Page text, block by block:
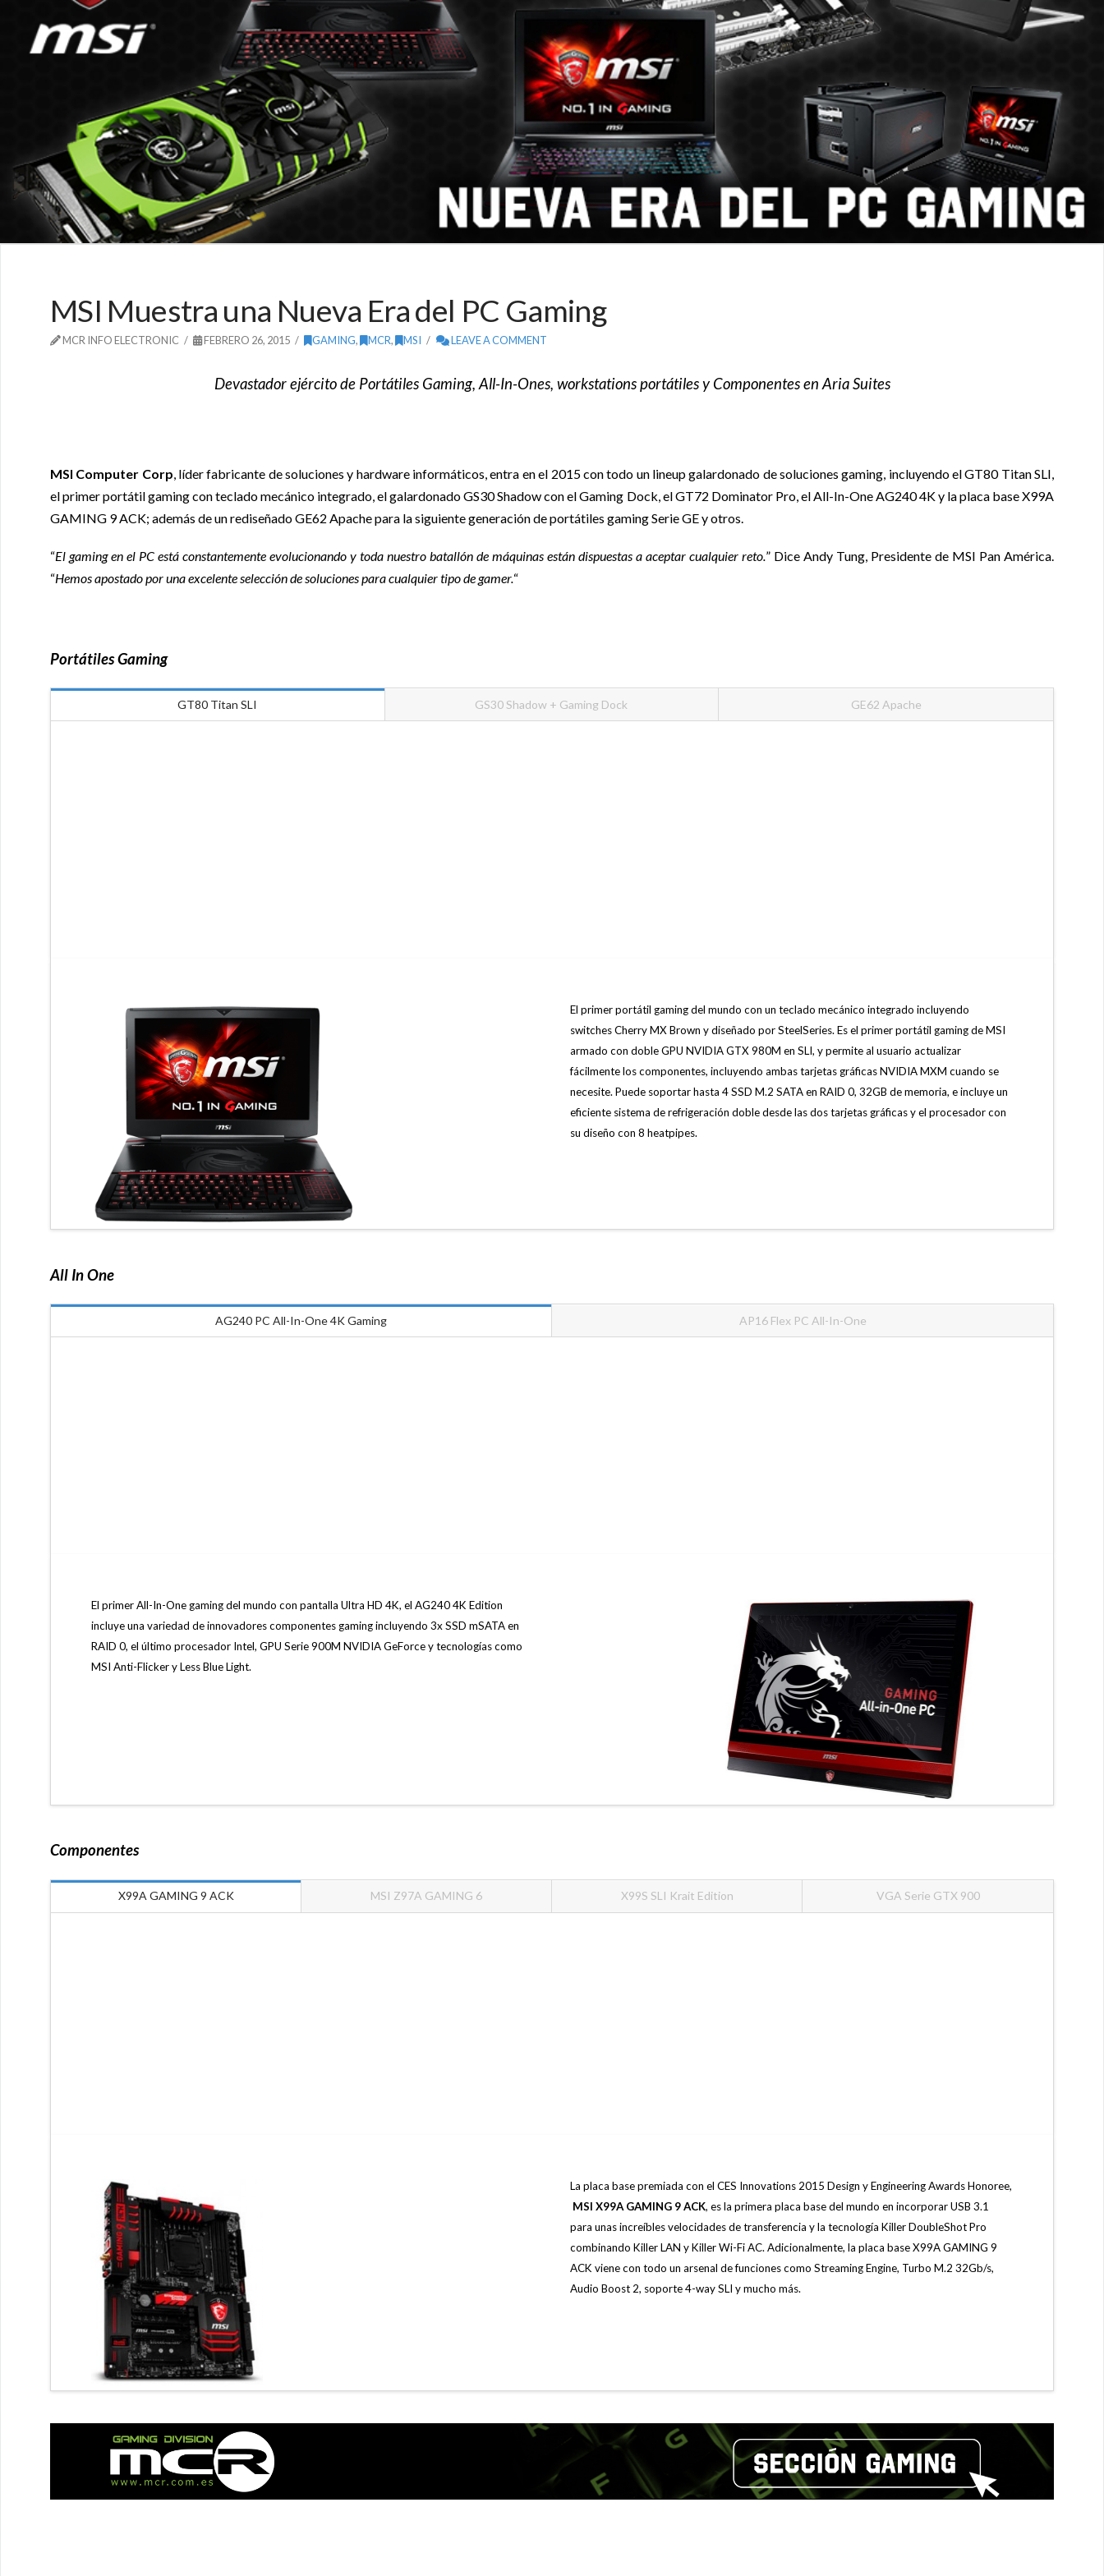
MSI Muestra una Nueva Era del PC Gaming
MCR INFO ELECTRONIC FEBRERO 26, 2015 GAMING, MCR, MSI LEAVE A COMMENT
Devastador ejército de Portátiles Gaming, All-In-Ones, workstations portátiles y Componentes en Aria Suites
MSI Computer Corp , líder fabricante de soluciones y hardware informáticos, entra en el 2015 con todo un lineup galardonado de soluciones gaming, incluyendo el GT80 Titan SLI,
el primer portátil gaming con teclado mecánico integrado, el galardonado GS30 Shadow con el Gaming Dock, el GT72 Dominator Pro, el All-In-One AG240 4K y la placa base X99A
GAMING 9 ACK; además de un rediseñado GE62 Apache para la siguiente generación de portátiles gaming Serie GE y otros.
“El gaming en el PC está constantemente evolucionando y toda nuestro batallón de máquinas están dispuestas a aceptar cualquier reto.” Dice Andy Tung, Presidente de MSI Pan América.
“Hemos apostado por una excelente selección de soluciones para cualquier tipo de gamer.“
Portátiles Gaming
GT80 Titan SLI GS30 Shadow + Gaming Dock GE62 Apache
El primer portátil gaming del mundo con un teclado mecánico integrado incluyendo
switches Cherry MX Brown y diseñado por SteelSeries. Es el primer portátil gaming de MSI
armado con doble GPU NVIDIA GTX 980M en SLI, y permite al usuario actualizar
fácilmente los componentes, incluyendo ambas tarjetas gráficas NVIDIA MXM cuando se
necesite. Puede soportar hasta 4 SSD M.2 SATA en RAID 0, 32GB de memoria, e incluye un
eficiente sistema de refrigeración doble desde las dos tarjetas gráficas y el procesador con
su diseño con 8 heatpipes.
All In One
AG240 PC All-In-One 4K Gaming AP16 Flex PC All-In-One
El primer All-In-One gaming del mundo con pantalla Ultra HD 4K, el AG240 4K Edition
incluye una variedad de innovadores componentes gaming incluyendo 3x SSD mSATA en
RAID 0, el último procesador Intel, GPU Serie 900M NVIDIA GeForce y tecnologías como
MSI Anti-Flicker y Less Blue Light.
Componentes
X99A GAMING 9 ACK MSI Z97A GAMING 6 X99S SLI Krait Edition VGA Serie GTX 900
La placa base premiada con el CES Innovations 2015 Design y Engineering Awards Honoree,
MSI X99A GAMING 9 ACK, es la primera placa base del mundo en incorporar USB 3.1
para unas increíbles velocidades de transferencia y la tecnología Killer DoubleShot Pro
combinando Killer LAN y Killer Wi-Fi AC. Adicionalmente, la placa base X99A GAMING 9
ACK viene con todo un arsenal de funciones como Streaming Engine, Turbo M.2 32Gb/s,
Audio Boost 2, soporte 4-way SLI y mucho más.